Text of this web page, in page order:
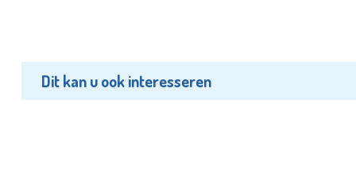
Dit kan u ook interesseren